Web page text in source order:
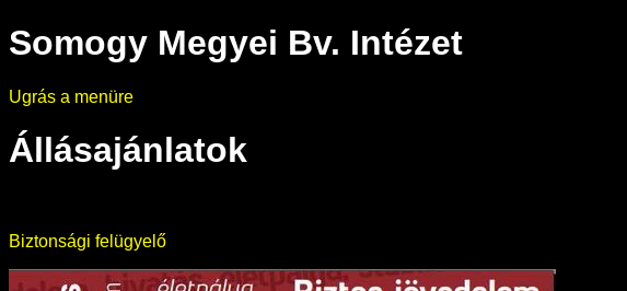
Somogy Megyei Bv. Intézet
Ugrás a menüre
Állásajánlatok
Biztonsági felügyelő